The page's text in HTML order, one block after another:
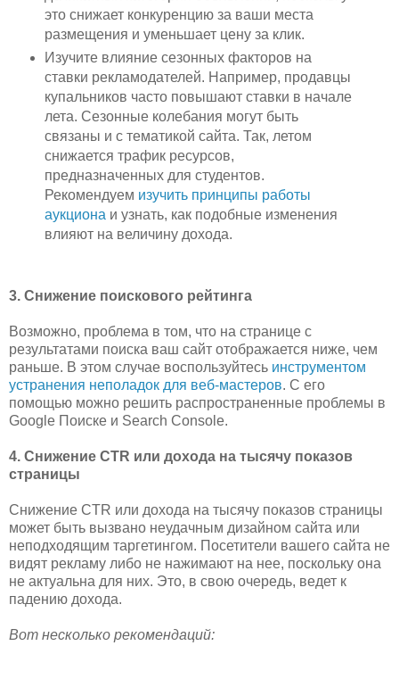
это снижает конкуренцию за ваши места
размещения и уменьшает цену за клик.
Изучите влияние сезонных факторов на
ставки рекламодателей. Например, продавцы
купальников часто повышают ставки в начале
лета. Сезонные колебания могут быть
связаны и с тематикой сайта. Так, летом
снижается трафик ресурсов,
предназначенных для студентов.
Рекомендуем изучить принципы работы
аукциона и узнать, как подобные изменения
влияют на величину дохода.
3. Снижение поискового рейтинга
Возможно, проблема в том, что на странице с
результатами поиска ваш сайт отображается ниже, чем
раньше. В этом случае воспользуйтесь инструментом
устранения неполадок для веб-мастеров. С его
помощью можно решить распространенные проблемы в
Google Поиске и Search Console.
4. Снижение CTR или дохода на тысячу показов
страницы
Снижение CTR или дохода на тысячу показов страницы
может быть вызвано неудачным дизайном сайта или
неподходящим таргетингом. Посетители вашего сайта не
видят рекламу либо не нажимают на нее, поскольку она
не актуальна для них. Это, в свою очередь, ведет к
падению дохода.
Вот несколько рекомендаций: